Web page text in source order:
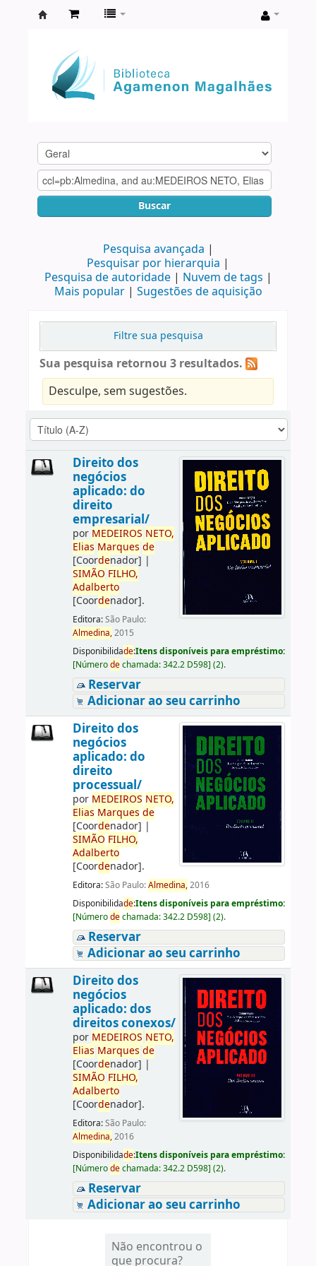
Agamenon
Magalhães
Buscar
Pesquisa avançada
Pesquisar por hierarquia
Pesquisa de autoridade
Nuvem de tags
Mais popular
Sugestões de aquisição
Filtre sua pesquisa
Sua pesquisa retornou 3 resultados.
Desculpe, sem sugestões.
Direito dos
negócios
aplicado: do
direito
empresarial/
por MEDEIROS NETO,
Elias Marques de
[Coordenador] |
SIMÃO FILHO,
Adalberto
[Coordenador].
Editora:São Paulo:
Almedina,2015
Disponibilidade:Itens disponíveis para empréstimo:
[Númerodechamada:342.2 D598] (2).
Reservar
Adicionar ao seu carrinho
Direito dos
negócios
aplicado: do
direito
processual/
por MEDEIROS NETO,
Elias Marques de
[Coordenador] |
SIMÃO FILHO,
Adalberto
[Coordenador].
Editora:São Paulo:Almedina,2016
Disponibilidade:Itens disponíveis para empréstimo:
[Númerodechamada:342.2 D598] (2).
Reservar
Adicionar ao seu carrinho
Direito dos
negócios
aplicado: dos
direitos conexos/
por MEDEIROS NETO,
Elias Marques de
[Coordenador] |
SIMÃO FILHO,
Adalberto
[Coordenador].
Editora:São Paulo:
Almedina,2016
Disponibilidade:Itens disponíveis para empréstimo:
[Númerodechamada:342.2 D598] (2).
Reservar
Adicionar ao seu carrinho
Não encontrou o
que procura?